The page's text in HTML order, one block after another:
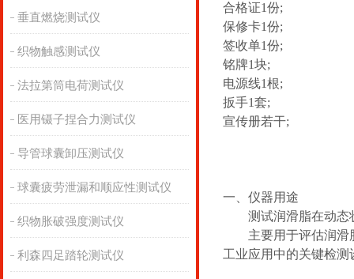
垂直燃烧测试仪
织物触感测试仪
法拉第筒电荷测试仪
医用镊子捏合力测试仪
导管球囊卸压测试仪
球囊疲劳泄漏和顺应性测试仪
织物胀破强度测试仪
利森四足踏轮测试仪
合格证1份;
保修卡1份;
签收单1份;
铭牌1块;
电源线1根;
扳手1套;
宣传册若干;
‌一、 仪器用途
测试润滑脂在动态
主要用于评估润
工业应用中的关键检测